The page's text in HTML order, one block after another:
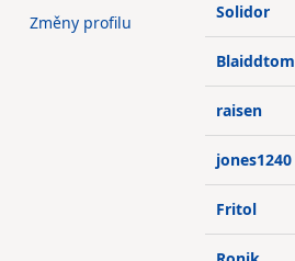
Solidor
Blaiddtom
raisen
jones1240
Fritol
Změny profilu